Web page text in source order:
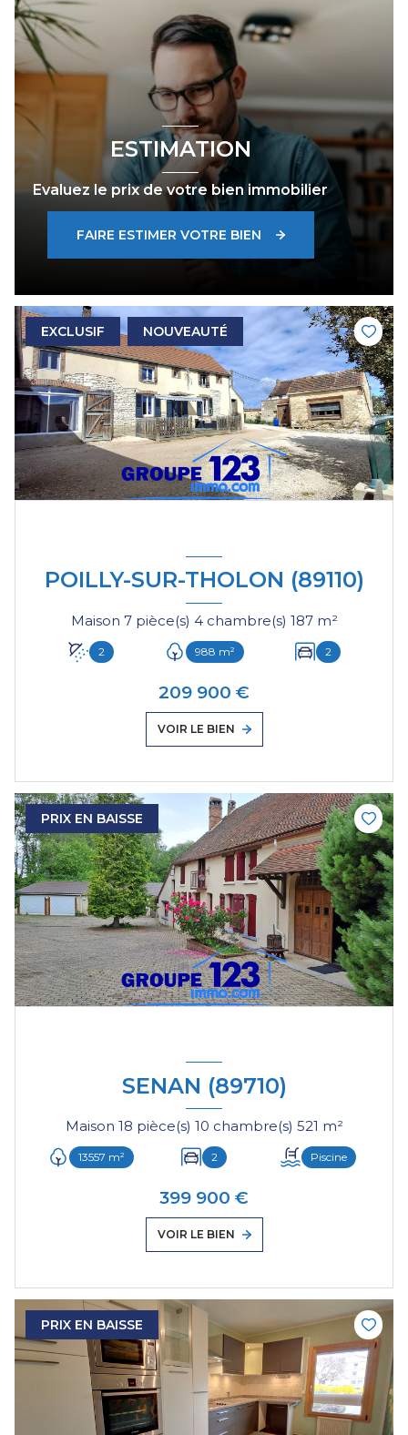
ESTIMATION
Evaluez le prix de votre bien immobilier
FAIRE ESTIMER VOTRE BIEN
EXCLUSIF NOUVEAUTÉ
POILLY-SUR-THOLON (89110)
Maison 7 pièce(s) 4 chambre(s) 187 m²
2 988 m² 2
209 900 €
VOIR LE BIEN
PRIX EN BAISSE
SENAN (89710)
Maison 18 pièce(s) 10 chambre(s) 521 m²
13557 m² 2 Piscine
399 900 €
VOIR LE BIEN
PRIX EN BAISSE